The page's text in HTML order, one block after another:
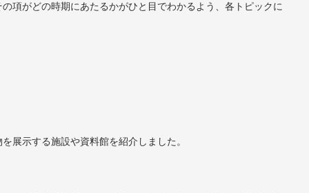
項がどの時期にあたるかがひと目でわかるよう、各トピックに
展示する施設や資料館を紹介しました。